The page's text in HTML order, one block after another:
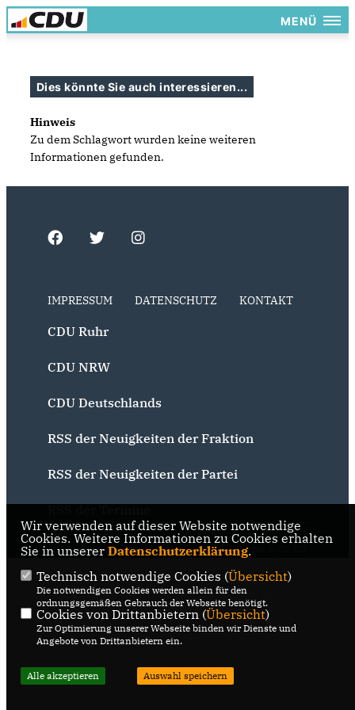
MENÜ
Dies könnte Sie auch interessieren...
Hinweis
Zu dem Schlagwort wurden keine weiteren
Informationen gefunden.
IMPRESSUM DATENSCHUTZ KONTAKT
CDU Ruhr
CDU NRW
CDU Deutschlands
RSS der Neuigkeiten der Fraktion
RSS der Neuigkeiten der Partei
@2026 CDU Bochum
Alle Rechte vorbehalten.
Realisation: Sharkness Media
GmbH & Co. KG
Wir verwenden auf dieser Website notwendige
Cookies. Weitere Informationen zu Cookies erhalten
Sie in unserer Datenschutzerklärung.
Technisch notwendige Cookies (Übersicht)
Die notwendigen Cookies werden allein für den
ordnungsgemäßen Gebrauch der Webseite benötigt.
Cookies von Drittanbietern (Übersicht)
Zur Optimierung unserer Webseite binden wir Dienste und
Angebote von Drittanbietern ein.
Alle akzeptieren Auswahl speichern